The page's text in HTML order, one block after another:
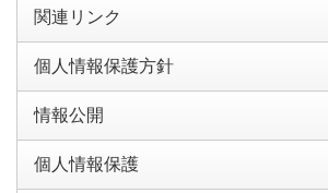
関連リンク
個人情報保護方針
情報公開
個人情報保護